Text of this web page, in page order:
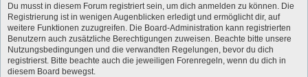
Du musst in diesem Forum registriert sein, um dich anmelden zu können. Die
Registrierung ist in wenigen Augenblicken erledigt und ermöglicht dir, auf
weitere Funktionen zuzugreifen. Die Board-Administration kann registrierten
Benutzern auch zusätzliche Berechtigungen zuweisen. Beachte bitte unsere
Nutzungsbedingungen und die verwandten Regelungen, bevor du dich
registrierst. Bitte beachte auch die jeweiligen Forenregeln, wenn du dich in
diesem Board bewegst.